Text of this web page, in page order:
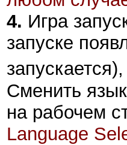
4. Игра
запуске
Сменить
на рабочем
Language